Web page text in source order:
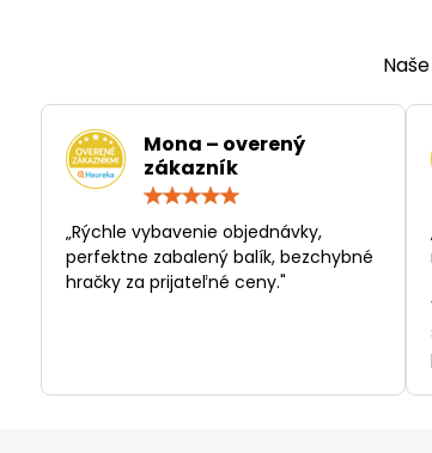
Mona – overený
zákazník
/
5
„Rýchle vybavenie objednávky,
perfektne zabalený balík, bezchybné
hračky za prijateľné ceny."